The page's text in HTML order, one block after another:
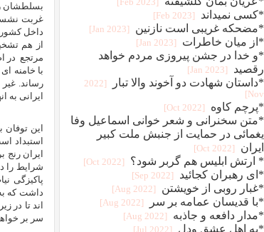
بسلطشان
غربت
داخل
از هم
مرتجع در
با خامنه
رساند. غیر
ایرانی به
این
استبداد
ایران رنج
شرایط را
پاکیزگی
داشت که
اند تا در
سر بر
*کسی نمیداند [2023 Feb]
*مضحکه غریبی است نازنین [2023 Jan]
*از میان خاطرات [2023 Jan]
*و خدا در جشن پیروزی مردم خواهد
رقصید
[2023 Jan]
*داستان شهادت دو آخوند والا تبار
[2022
Nov]
*پرچم کاوه [2022 Oct]
*متن سخنرانی و شعر خوانی اسماعیل وفا
یغمائی در حمایت از جنبش ملت کبیر
ایران
[2022 Oct]
* ارتش ابلیس هم گربر شود؟ [2022 Oct]
*ای رهبران کجائید [2022 Sep]
*غبار روبی از خویشتن [2022 Aug]
*با قدیسان عمامه بر سر [2022 Aug]
*مدار دافعه و جاذبه [2022 Aug]
*به اهل عشق ودل [2022 Jul]